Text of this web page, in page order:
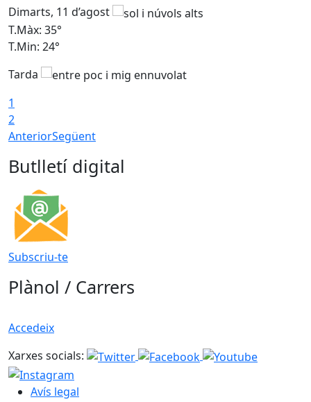
Dimarts, 11 d’agost
T.Màx: 35°
T.Min: 24°
Tarda
1
2
AnteriorSegüent
Butlletí digital
Subscriu-te
Plànol / Carrers
Accedeix
Xarxes socials:
Avís legal